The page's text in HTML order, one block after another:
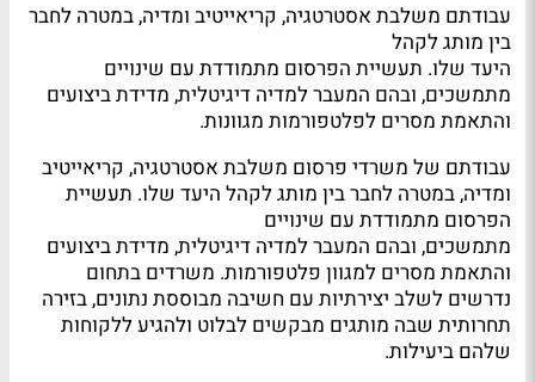
עבודתם משלבת אסטרטגיה, קריאייטיב ומדיה, במטרה לחבר
בין מותג לקהל
היעד שלו. תעשיית הפרסום מתמודדת עם שינויים
מתמשכים, ובהם המעבר למדיה דיגיטלית, מדידת ביצועים
והתאמת מסרים לפלטפורמות מגוונות.
עבודתם של משרדי פרסום משלבת אסטרטגיה, קריאייטיב
ומדיה, במטרה לחבר בין מותג לקהל היעד שלו. תעשיית
הפרסום מתמודדת עם שינויים
מתמשכים, ובהם המעבר למדיה דיגיטלית, מדידת ביצועים
והתאמת מסרים למגוון פלטפורמות. משרדים בתחום
נדרשים לשלב יצירתיות עם חשיבה מבוססת נתונים, בזירה
תחרותית שבה מותגים מבקשים לבלוט ולהגיע ללקוחות
שלהם ביעילות.